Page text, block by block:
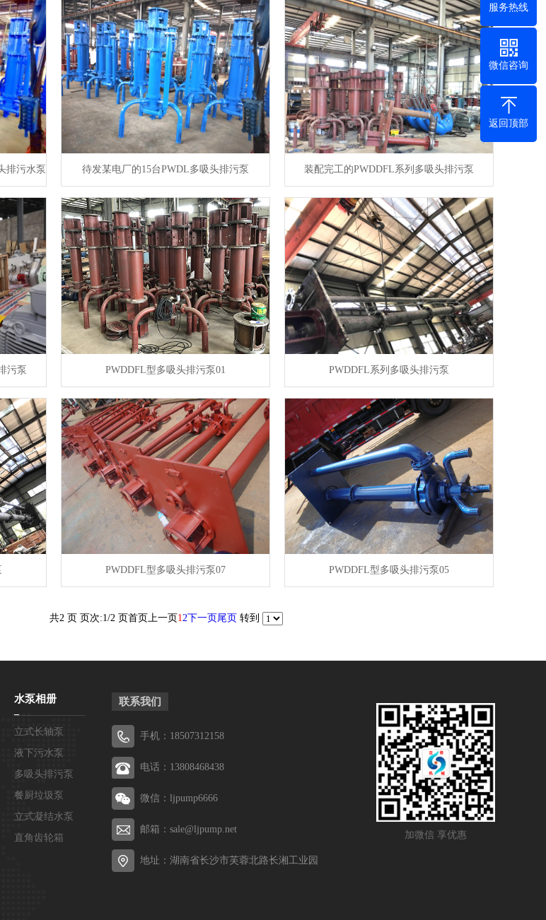
排污水泵 待发某电厂的15台PWDL多吸头排污泵 装配完工的PWDDFL系列多吸头排污泵
污泵 PWDDFL型多吸头排污泵01 PWDDFL系列多吸头排污泵
PWDDFL型多吸头排污泵07 PWDDFL型多吸头排污泵05
共2 页 页次:1/2 页首页上一页12下一页尾页 转到
水泵相册
立式长轴泵
液下污水泵
多吸头排污泵
餐厨垃圾泵
立式凝结水泵
直角齿轮箱
加微信 享优惠
联系我们
手机：18507312158
电话：13808468438
微信：ljpump6666
邮箱：sale@ljpump.net
地址：湖南省长沙市芙蓉北路长湘工业园
服务热线
微信咨询
返回顶部